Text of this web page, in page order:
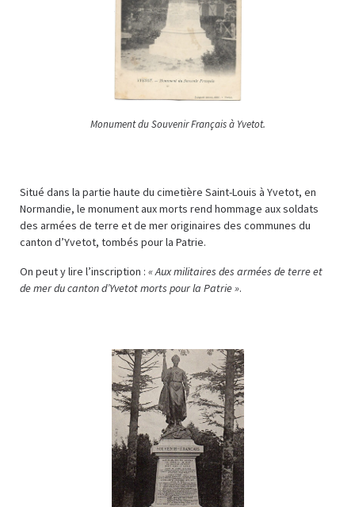
Monument du Souvenir Français à Yvetot.
Situé dans la partie haute du cimetière Saint-Louis à Yvetot, en
Normandie, le monument aux morts rend hommage aux soldats
des armées de terre et de mer originaires des communes du
canton d’Yvetot, tombés pour la Patrie.
On peut y lire l’inscription : « Aux militaires des armées de terre et
de mer du canton d’Yvetot morts pour la Patrie ».